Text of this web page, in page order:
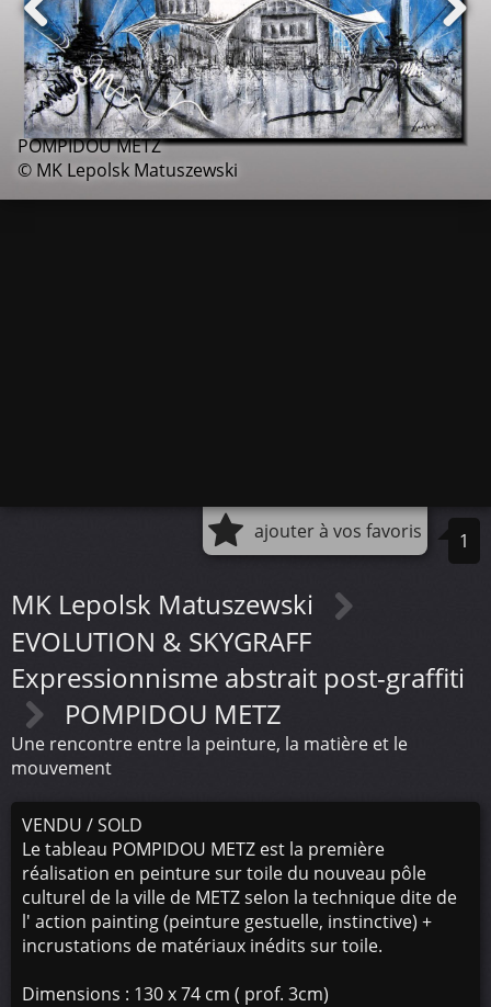
POMPIDOU METZ
© MK Lepolsk Matuszewski
ajouter à vos favoris 1
MK Lepolsk Matuszewski
EVOLUTION & SKYGRAFF
Expressionnisme abstrait post-graffiti
POMPIDOU METZ
Une rencontre entre la peinture, la matière et le
mouvement
VENDU / SOLD
Le tableau POMPIDOU METZ est la première
réalisation en peinture sur toile du nouveau pôle
culturel de la ville de METZ selon la technique dite de
l' action painting (peinture gestuelle, instinctive) +
incrustations de matériaux inédits sur toile.
Dimensions : 130 x 74 cm ( prof. 3cm)